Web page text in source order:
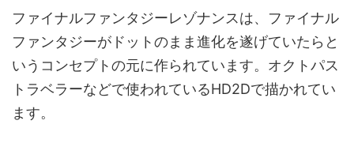
ファイナルファンタジーレゾナンスは、ファイナル
ファンタジーがドットのまま進化を遂げていたらと
いうコンセプトの元に作られています。オクトパス
トラベラーなどで使われているHD2Dで描かれてい
ます。